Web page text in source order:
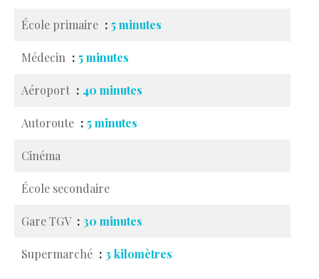
École primaire 5 minutes
Médecin 5 minutes
Aéroport 40 minutes
Autoroute 5 minutes
Cinéma
École secondaire
Gare TGV 30 minutes
Supermarché 3 kilomètres